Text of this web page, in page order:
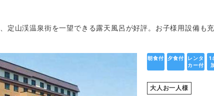
定山渓温泉街を一望できる露天風呂が好評。お子様用設備も
朝食付 夕食付
レンタ
カー付
1
大人お一人様